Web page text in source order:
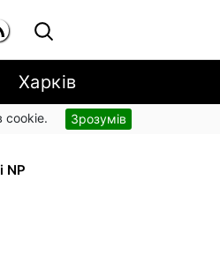
Харків
cookie. Зрозумів
NP